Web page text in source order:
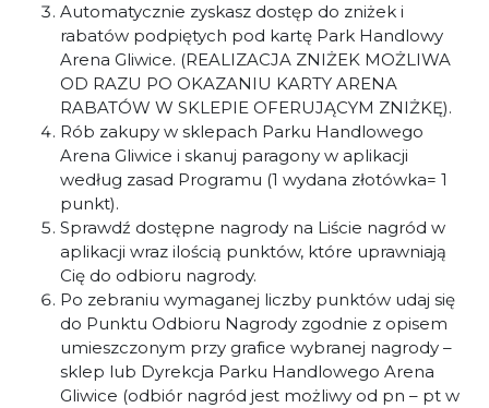
Automatycznie zyskasz dostęp do zniżek i
rabatów podpiętych pod kartę Park Handlowy
Arena Gliwice. (REALIZACJA ZNIŻEK MOŻLIWA
OD RAZU PO OKAZANIU KARTY ARENA
RABATÓW W SKLEPIE OFERUJĄCYM ZNIŻKĘ).
Rób zakupy w sklepach Parku Handlowego
Arena Gliwice i skanuj paragony w aplikacji
według zasad Programu (1 wydana złotówka= 1
punkt).
Sprawdź dostępne nagrody na Liście nagród w
aplikacji wraz ilością punktów, które uprawniają
Cię do odbioru nagrody.
Po zebraniu wymaganej liczby punktów udaj się
do Punktu Odbioru Nagrody zgodnie z opisem
umieszczonym przy grafice wybranej nagrody –
sklep lub Dyrekcja Parku Handlowego Arena
Gliwice (odbiór nagród jest możliwy od pn – pt w